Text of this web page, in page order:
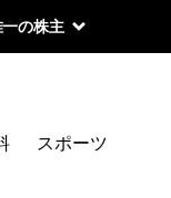
の株主
スポーツ